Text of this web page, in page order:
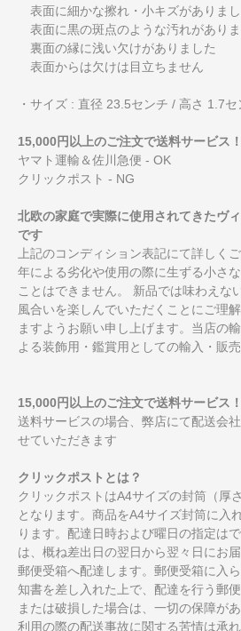
表面に細かな擦れ・小キズがありま
表面に黒の斑点のような汚れがあり
裏面の縁に浅い欠けがありました
表面からは欠けは目立ちません
・サイズ : 直径 23.5センチ / 高さ 1.7セ
15,000円以上のご注文で送料サービス！
ヤマト運輸＆佐川急便 - OK
クリックポスト - NG
北欧の家庭で実際に使用されてきたヴ
です
上記のコンディション表記にて詳しく
年による劣化や使用の際に生ずる小さ
ことはできません。 新品では味わえな
風合いを楽しんでいただくことにご理
ますようお願い申し上げます。当店の
よる装飾用・鑑賞用としての輸入・販売
15,000円以上のご注文で送料サービス！
送料サービスの場合、弊店にて配送会
せていただきます
クリックポストとは？
クリックポストはA4サイズの封筒（厚
となります。商品をA4サイズ封筒に入
ります。配達日時および曜日の指定は
は、概ね差出日の翌日から翌々日にお
郵便受箱へ配達します。郵便受箱に入
知書を差し入れた上で、配達を行う郵
または破損した場合は、一切の保障が
利用の際の配送事故に関する苦情は承